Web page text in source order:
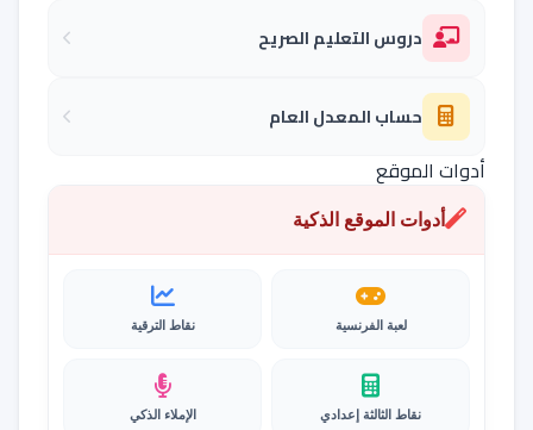
دروس التعليم الصريح
حساب المعدل العام
أدوات الموقع
أدوات الموقع الذكية
لعبة الفرنسية نقاط الترقية
نقاط الثالثة إعدادي الإملاء الذكي